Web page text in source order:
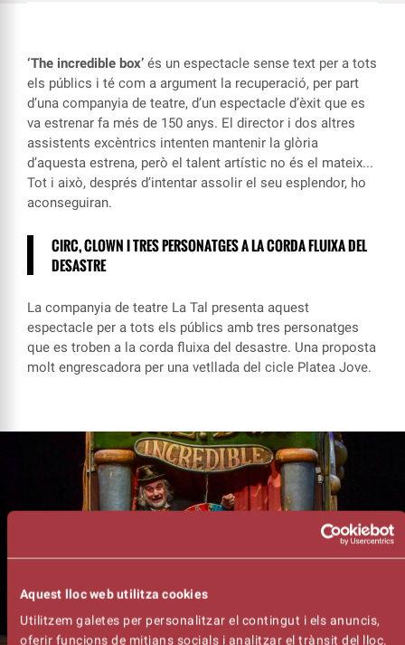
Aquest lloc web utilitza cookies
Utilitzem galetes per personalitzar el contingut i els anuncis,
oferir funcions de mitjans socials i analitzar el trànsit del lloc.
‘The incredible box’ és un espectacle sense text per a tots
els públics i té com a argument la recuperació, per part
d’una companyia de teatre, d’un espectacle d’èxit que es
va estrenar fa més de 150 anys. El director i dos altres
assistents excèntrics intenten mantenir la glòria
d’aquesta estrena, però el talent artístic no és el mateix...
Tot i això, després d’intentar assolir el seu esplendor, ho
aconseguiran.
CIRC, CLOWN I TRES PERSONATGES A LA CORDA FLUIXA DEL
DESASTRE
La companyia de teatre La Tal presenta aquest
espectacle per a tots els públics amb tres personatges
que es troben a la corda fluixa del desastre. Una proposta
molt engrescadora per una vetllada del cicle Platea Jove.